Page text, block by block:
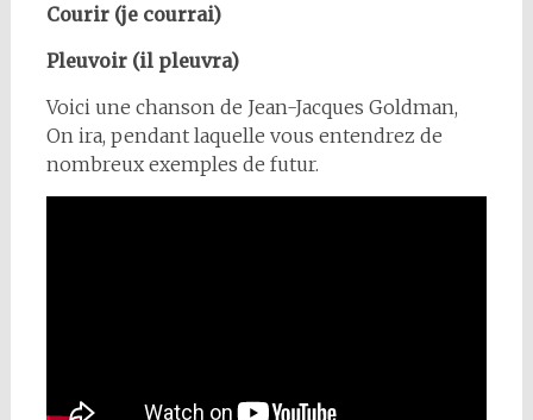
Courir (je courrai)
Pleuvoir (il pleuvra)
Voici une chanson de Jean-Jacques Goldman,
On ira, pendant laquelle vous entendrez de
nombreux exemples de futur.